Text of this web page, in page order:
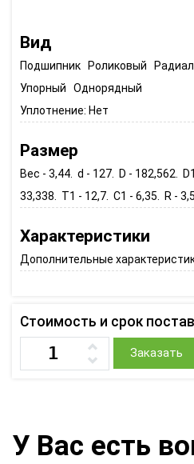
Вид
Подшипник Роликовый
Упорный Однорядный
Уплотнение: Нет
Размер
Вес - 3,44. d - 127. D - 182,562.
33,338. T1 - 12,7. C1 - 6,35. R - 3,5
Характеристики
Дополнительные
Стоимость и срок
Заказать
У Вас есть